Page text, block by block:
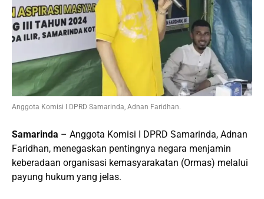
Anggota Komisi I DPRD Samarinda, Adnan Faridhan.
Samarinda – Anggota Komisi I DPRD Samarinda, Adnan
Faridhan, menegaskan pentingnya negara menjamin
keberadaan organisasi kemasyarakatan (Ormas) melalui
payung hukum yang jelas.